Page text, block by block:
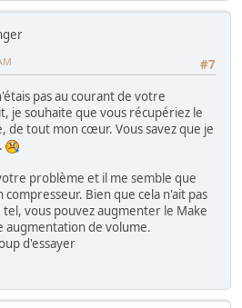
#7
pas au courant de votre
je souhaite que vous récupériez le
de tout mon cœur. Vous savez que je
problème et il me semble que
Bien que cela n'ait pas
vous pouvez augmenter le Make
augmentation de volume.
d'essayer